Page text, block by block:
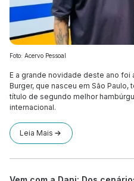
Foto: Acervo Pessoal
E a grande novidade deste ano
Burger, que nasceu em São
título de segundo melhor
internacional.
Leia Mais